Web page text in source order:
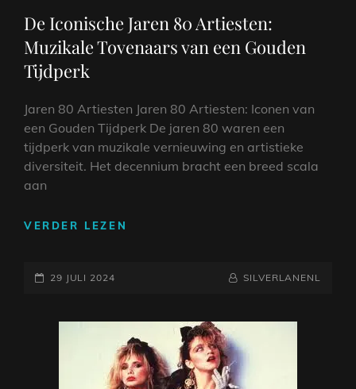
De Iconische Jaren 80 Artiesten:
Muzikale Tovenaars van een Gouden
Tijdperk
Jaren 80 Artiesten Jaren 80 Artiesten: Iconen van
een Gouden Tijdperk De jaren 80 waren een
tijdperk van muzikale vernieuwing en artistieke
diversiteit. Het decennium bracht een breed scala
aan
VERDER LEZEN
TOVENAARS
VAN
EEN
GOUDEN
GEPLAATST
29 JULI 2024 NAAMREGEL
BYLINE
SILVERLANENL